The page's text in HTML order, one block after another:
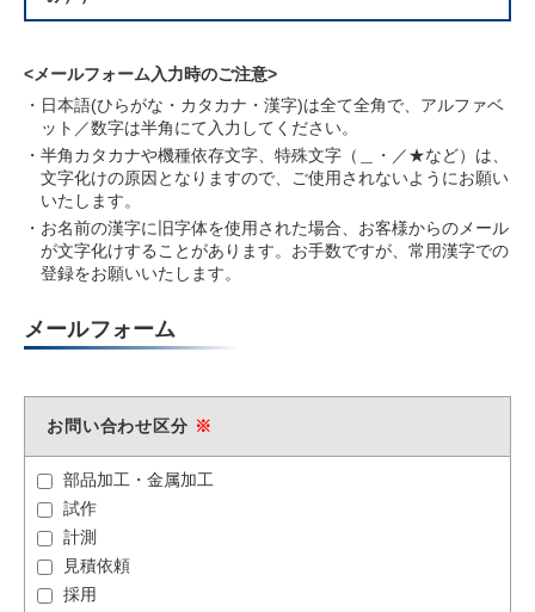
メールフォーム入力時のご注意
日本語(ひらがな・カタカナ・漢字)は全て全角で、アルファベ
ット／数字は半角にて入力してください。
半角カタカナや機種依存文字、特殊文字（＿・／★など）は、
文字化けの原因となりますので、ご使用されないようにお願い
いたします。
お名前の漢字に旧字体を使用された場合、お客様からのメール
が文字化けすることがあります。お手数ですが、常用漢字での
登録をお願いいたします。
メールフォーム
お問い合わせ区分
部品加工・金属加工
試作
計測
見積依頼
採用